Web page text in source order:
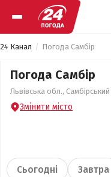
24 Канал Погода Самбір
Погода Самбір
Львівська обл.,
Змінити місто
Сьогодні Завтра